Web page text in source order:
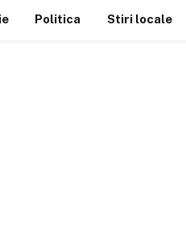
Politica Stiri locale